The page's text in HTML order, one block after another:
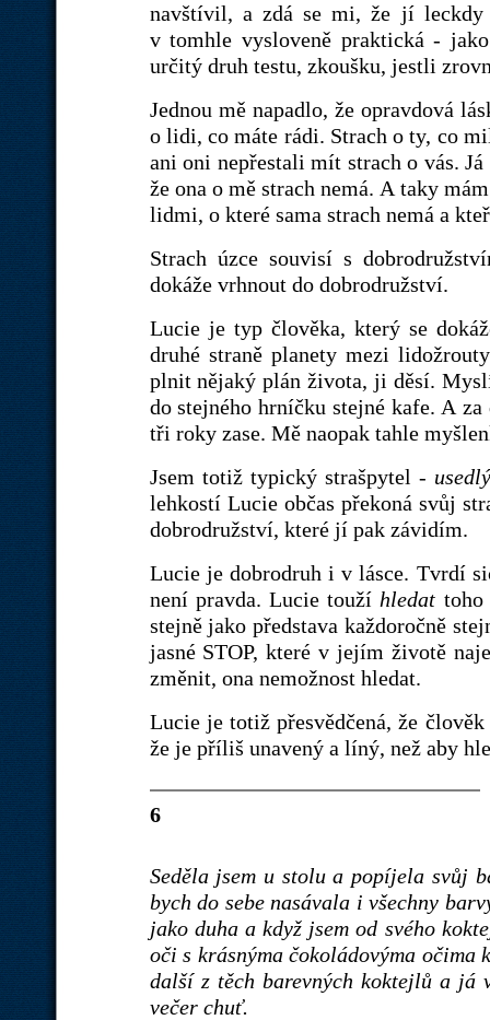
navštívil, a zdá se mi, že jí
v tomhle vysloveně praktická -
určitý druh testu, zkoušku, jestli
Jednou mě napadlo, že opravdová
o lidi, co máte rádi. Strach o ty, co
ani oni nepřestali mít strach o vás.
že ona o mě strach nemá. A taky
lidmi, o které sama strach nemá a
Strach úzce souvisí s
dokáže vrhnout do dobrodružství.
Lucie je typ člověka, který se
druhé straně planety mezi
plnit nějaký plán života, ji děsí.
do stejného hrníčku stejné kafe. A
tři roky zase. Mě naopak tahle
Jsem totiž typický strašpytel -
lehkostí Lucie občas překoná svůj
dobrodružství, které jí pak závidím.
Lucie je dobrodruh i v lásce. Tvrdí
není pravda. Lucie touží hledat toho
stejně jako představa každoročně
jasné STOP, které v jejím životě
změnit, ona nemožnost hledat.
Lucie je totiž přesvědčená, že
že je příliš unavený a líný, než aby
6
Seděla jsem u stolu a popíjela svůj
bych do sebe nasávala i všechny
jako duha a když jsem od svého
oči s krásnýma čokoládovýma
další z těch barevných koktejlů a já
večer chuť.